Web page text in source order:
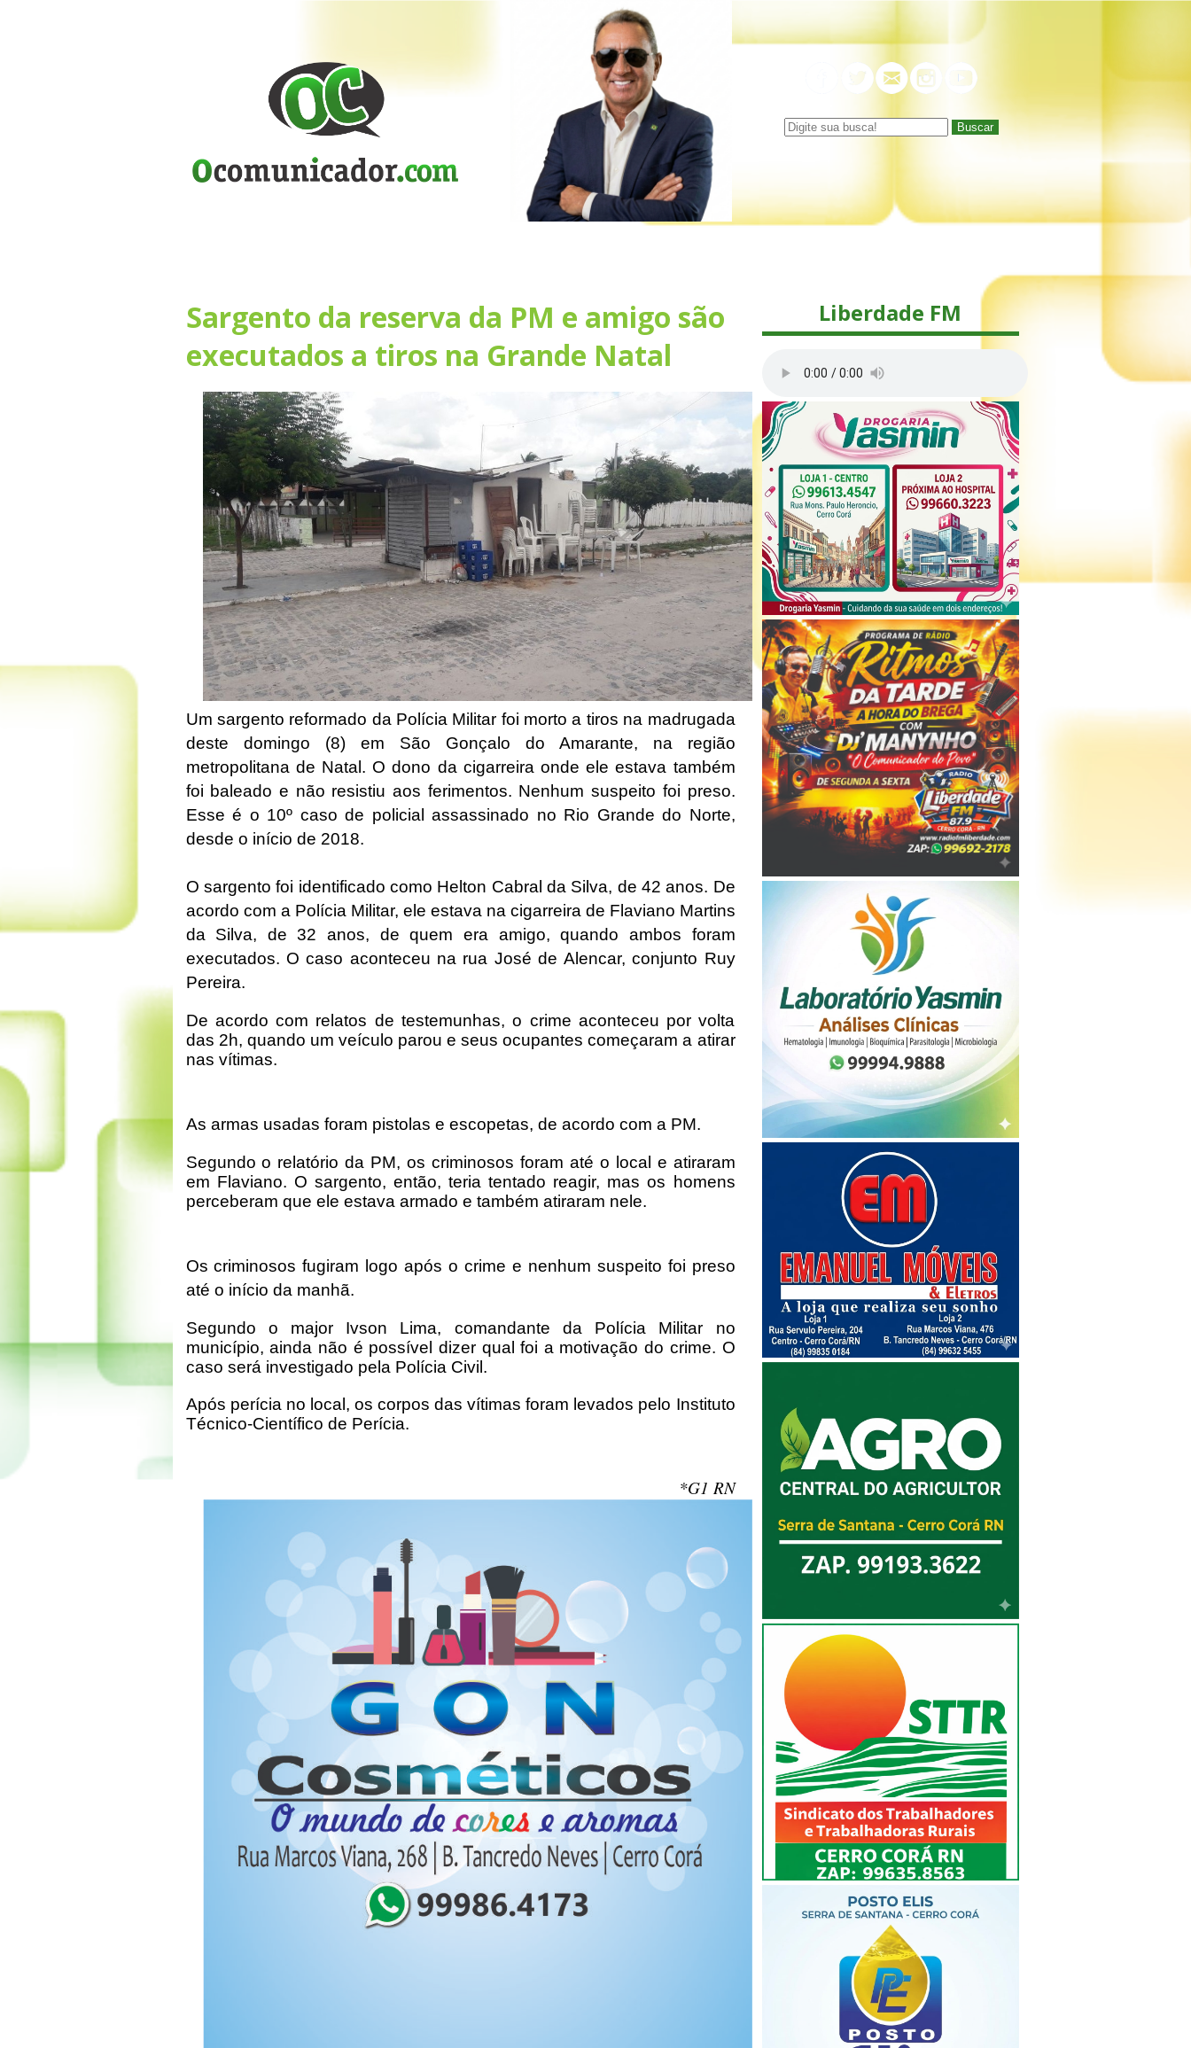
Buscar
Sargento da reserva da PM e amigo são
executados a tiros na Grande Natal
Um sargento reformado da Polícia Militar foi morto a tiros na madrugada
deste domingo (8) em São Gonçalo do Amarante, na região
metropolitana de Natal. O dono da cigarreira onde ele estava também
foi baleado e não resistiu aos ferimentos. Nenhum suspeito foi preso.
Esse é o 10º caso de policial assassinado no Rio Grande do Norte,
desde o início de 2018.
O sargento foi identificado como Helton Cabral da Silva, de 42 anos. De
acordo com a Polícia Militar, ele estava na cigarreira de Flaviano Martins
da Silva, de 32 anos, de quem era amigo, quando ambos foram
executados. O caso aconteceu na rua José de Alencar, conjunto Ruy
Pereira.
De acordo com relatos de testemunhas, o crime aconteceu por volta
das 2h, quando um veículo parou e seus ocupantes começaram a atirar
nas vítimas.
As armas usadas foram pistolas e escopetas, de acordo com a PM.
Segundo o relatório da PM, os criminosos foram até o local e atiraram
em Flaviano. O sargento, então, teria tentado reagir, mas os homens
perceberam que ele estava armado e também atiraram nele.
Os criminosos fugiram logo após o crime e nenhum suspeito foi preso
até o início da manhã.
Segundo o major Ivson Lima, comandante da Polícia Militar no
município, ainda não é possível dizer qual foi a motivação do crime. O
caso será investigado pela Polícia Civil.
Após perícia no local, os corpos das vítimas foram levados pelo Instituto
Técnico-Científico de Perícia.
*G1 RN
Liberdade FM